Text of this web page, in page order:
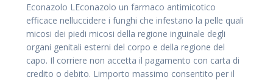
Econazolo LEconazolo un farmaco antimicotico
efficace nelluccidere i funghi che infestano la pelle quali
micosi dei piedi micosi della regione inguinale degli
organi genitali esterni del corpo e della regione del
capo. Il corriere non accetta il pagamento con carta di
credito o debito. Limporto massimo consentito per il